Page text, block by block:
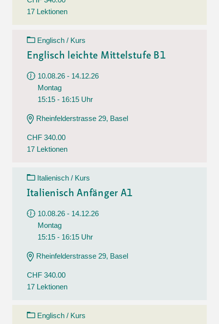
17 Lektionen
Englisch / Kurs
Englisch leichte Mittelstufe B1
10.08.26 - 14.12.26
Montag
15:15 - 16:15 Uhr
Rheinfelderstrasse 29, Basel
CHF 340.00
17 Lektionen
Italienisch / Kurs
Italienisch Anfänger A1
10.08.26 - 14.12.26
Montag
15:15 - 16:15 Uhr
Rheinfelderstrasse 29, Basel
CHF 340.00
17 Lektionen
Englisch / Kurs